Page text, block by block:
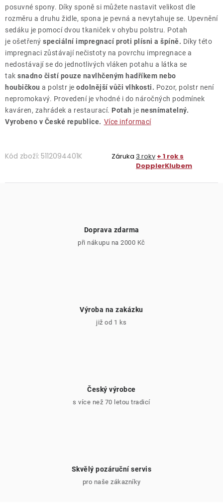
posuvné spony. Díky sponě si můžete nastavit velikost dle
rozměru a druhu židle, spona je pevná a nevytahuje se. Upevnění
sedáku je pomocí dvou tkaniček v ohybu polstru. Potah
je ošetřený speciální impregnací proti plísni a špíně. Díky této
impregnaci zůstávají nečistoty na povrchu impregnace a
nedostávají se do jednotlivých vláken potahu a látka se
tak snadno čistí pouze navlhčeným hadříkem nebo
houbičkou a polstr je odolnější vůči vlhkosti. Pozor, polstr není
nepromokavý. Provedení je vhodné i do náročných podmínek
kaváren, zahrádek a restaurací. Potah je nesnímatelný.
Vyrobeno v České republice. Více informací
Kód zboží: 5112094401K Záruka 3 roky + 1 rok s
DopplerKlubem
Doprava zdarma
při nákupu na 2000 Kč
Výroba na zakázku
již od 1 ks
Český výrobce
s více než 70 letou tradicí
Skvělý pozáruční servis
pro naše zákazníky